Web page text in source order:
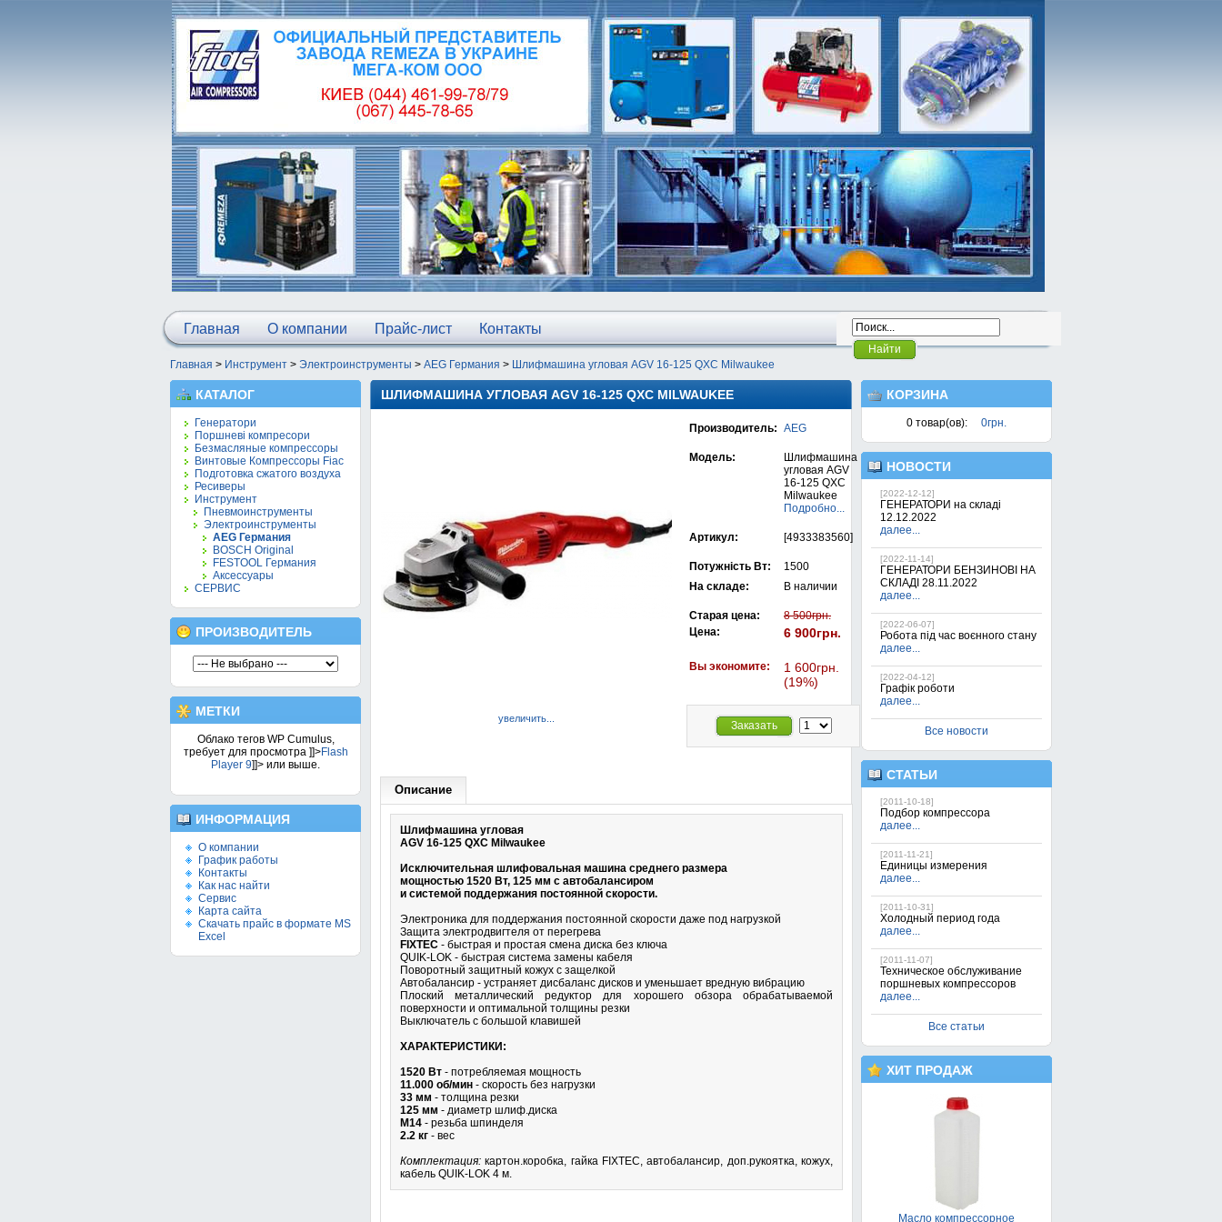
Найти
Главная О компании Прайс-лист Контакты
Главная > Инструмент > Электроинструменты > AEG Германия > Шлифмашина угловая AGV 16-125 QXC Milwaukee
КАТАЛОГ
Генератори
Поршневі компресори
Безмасляные компрессоры
Винтовые Компрессоры Fiac
Подготовка сжатого воздуха
Ресиверы
Инструмент
Пневмоинструменты
Электроинструменты
AEG Германия
BOSCH Original
FESTOOL Германия
Аксессуары
СЕРВИС
ПРОИЗВОДИТЕЛЬ
МЕТКИ
Облако тегов WP Cumulus,
требует для просмотра ]]>Flash
Player 9]]> или выше.
ИНФОРМАЦИЯ
О компании
График работы
Контакты
Как нас найти
Сервис
Карта сайта
Скачать прайс в формате MS
Excel
КОРЗИНА
0 товар(ов): 0грн.
НОВОСТИ
[2022-12-12]
ГЕНЕРАТОРИ на складі
12.12.2022
далее...
[2022-11-14]
ГЕНЕРАТОРИ БЕНЗИНОВІ НА
СКЛАДІ 28.11.2022
далее...
[2022-06-07]
Робота під час воєнного стану
далее...
[2022-04-12]
Графік роботи
далее...
Все новости
СТАТЬИ
[2011-10-18]
Подбор компрессора
далее...
[2011-11-21]
Единицы измерения
далее...
[2011-10-31]
Холодный период года
далее...
[2011-11-07]
Техническое обслуживание
поршневых компрессоров
далее...
Все статьи
ХИТ ПРОДАЖ
Поршневой компрессор FIAC
AB 100/360-TС
32 900грн.
Масло компрессорное
ШЛИФМАШИНА УГЛОВАЯ AGV 16-125 QXC MILWAUKEE
увеличить...
Производитель: AEG
Модель:
Шлифмашина
угловая AGV
16-125 QXC
Milwaukee
Подробно...
Артикул: [4933383560]
Потужність Вт:
1500
На складе:
В наличии
Старая цена:
8 500грн.
Цена:
6 900грн.
Вы экономите:
1 600грн.
(19%)
Заказать
Описание
Шлифмашина угловая
AGV 16-125 QXC Milwaukee
Исключительная шлифовальная машина среднего размера
мощностью 1520 Вт, 125 мм с автобалансиром
и системой поддержания постоянной скорости.
Электроника для поддержания постоянной скорости даже под нагрузкой
Защита электродвигтеля от перегрева
FIXTEC - быстрая и простая смена диска без ключа
QUIK-LOK - быстрая система замены кабеля
Поворотный защитный кожух с защелкой
Автобалансир - устраняет дисбаланс дисков и уменьшает вредную вибрацию
Плоский металлический редуктор для хорошего обзора обрабатываемой
поверхности и оптимальной толщины резки
Выключатель с большой клавишей
ХАРАКТЕРИСТИКИ:
1520 Вт - потребляемая мощность
11.000 об/мин - скорость без нагрузки
33 мм - толщина резки
125 мм - диаметр шлиф.диска
М14 - резьба шпинделя
2.2 кг - вес
Комплектация:картон.коробка, гайка FIXTEC, автобалансир, доп.рукоятка, кожух,
кабель QUIK-LOK 4 м.